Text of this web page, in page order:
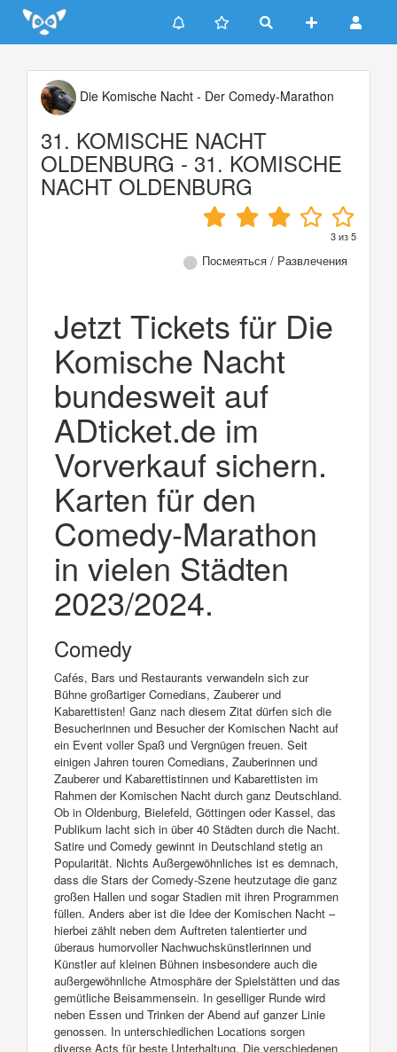
Update cookies preferences
Die Komische Nacht - Der Comedy-Marathon
31. KOMISCHE NACHT
OLDENBURG - 31. KOMISCHE
NACHT OLDENBURG
3из5
Посмеяться / Развлечения
Jetzt Tickets für Die
Komische Nacht
bundesweit auf
ADticket.de im
Vorverkauf sichern.
Karten für den
Comedy-Marathon
in vielen Städten
2023/2024.
Comedy
Cafés, Bars und Restaurants verwandeln sich zur
Bühne großartiger Comedians, Zauberer und
Kabarettisten! Ganz nach diesem Zitat dürfen sich die
Besucherinnen und Besucher der Komischen Nacht auf
ein Event voller Spaß und Vergnügen freuen. Seit
einigen Jahren touren Comedians, Zauberinnen und
Zauberer und Kabarettistinnen und Kabarettisten im
Rahmen der Komischen Nacht durch ganz Deutschland.
Ob in Oldenburg, Bielefeld, Göttingen oder Kassel, das
Publikum lacht sich in über 40 Städten durch die Nacht.
Satire und Comedy gewinnt in Deutschland stetig an
Popularität. Nichts Außergewöhnliches ist es demnach,
dass die Stars der Comedy-Szene heutzutage die ganz
großen Hallen und sogar Stadien mit ihren Programmen
füllen. Anders aber ist die Idee der Komischen Nacht –
hierbei zählt neben dem Auftreten talentierter und
überaus humorvoller Nachwuchskünstlerinnen und
Künstler auf kleinen Bühnen insbesondere auch die
außergewöhnliche Atmosphäre der Spielstätten und das
gemütliche Beisammensein. In geselliger Runde wird
neben Essen und Trinken der Abend auf ganzer Linie
genossen. In unterschiedlichen Locations sorgen
diverse Acts für beste Unterhaltung. Die verschiedenen